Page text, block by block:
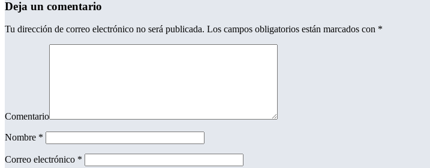
Deja un comentario
Tu dirección de correo electrónico no será publicada. Los campos obligatorios están marcados con *
Comentario
Nombre *
Correo electrónico *